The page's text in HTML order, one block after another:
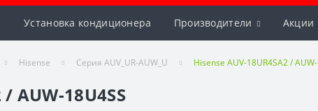
Установка кондиционера Производители Акции
Hisense Серия AUV_UR-AUW_U Hisense AUV-18UR4SA2 /
AUW-18U4SS